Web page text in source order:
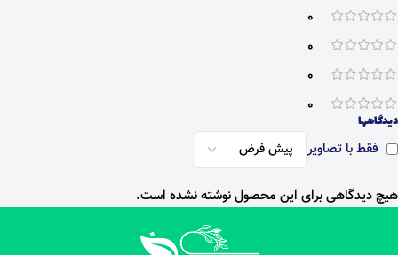
0
0
0
0
دیدگاهها
فقط با تصاویر
هیچ دیدگاهی برای این محصول نوشته نشده است.